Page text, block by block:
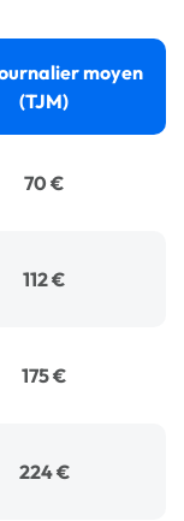
moyen
(TJM)
70 €
112 €
175 €
224 €